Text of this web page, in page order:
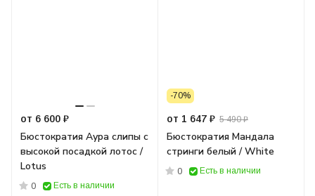
от 6 600 ₽
Бюстократия Аура слипы с
высокой посадкой лотос /
Lotus
0 Есть в наличии
-70%
от 1 647 ₽ 5 490 ₽
Бюстократия Мандала
стринги белый / White
0 Есть в наличии